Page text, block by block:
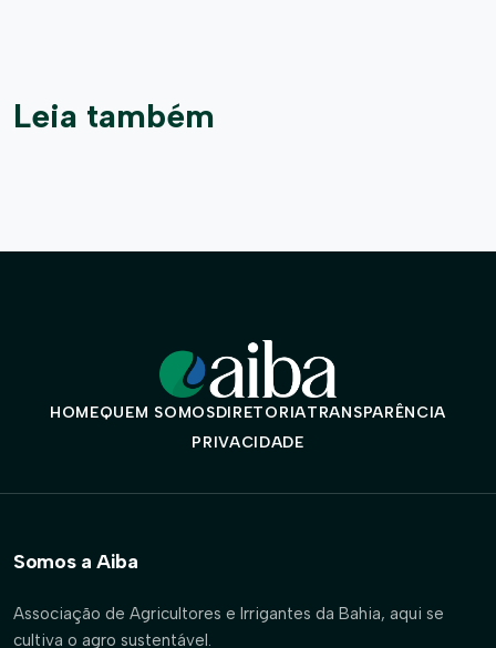
Leia também
HOMEQUEM SOMOSDIRETORIATRANSPARÊNCIA
PRIVACIDADE
Somos a Aiba
Associação de Agricultores e Irrigantes da Bahia, aqui se
cultiva o agro sustentável.